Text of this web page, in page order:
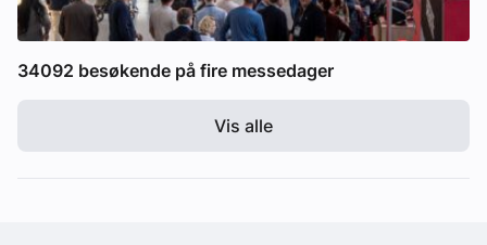
34092 besøkende på fire messedager
Vis alle